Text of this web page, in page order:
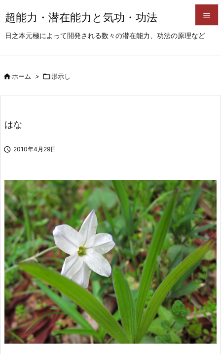
超能力・潜在能力と気功・功法
日之本元極によって開発される数々の潜在能力、功法の原理など


前へ
ホーム > 形示し
はな
 2010年4月29日